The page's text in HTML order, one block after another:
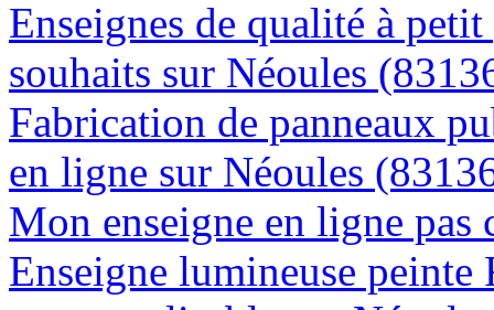
Enseignes de qualité à
souhaits sur Néoules
Fabrication de panneaux
en ligne sur Néoules
Mon enseigne en ligne pas
Enseigne lumineuse